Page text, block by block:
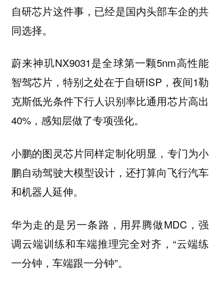
自研芯片这件事，已经是国内头部车企的共
同选择。
蔚来神玑NX9031是全球第一颗5nm高性能
智驾芯片，特别之处在于自研ISP，夜间1勒
克斯低光条件下行人识别率比通用芯片高出
40%，感知层做了专项强化。
小鹏的图灵芯片同样定制化明显，专门为小
鹏自动驾驶大模型设计，还打算向飞行汽车
和机器人延伸。
华为走的是另一条路，用昇腾做MDC，强
调云端训练和车端推理完全对齐，“云端练
一分钟，车端跟一分钟”。